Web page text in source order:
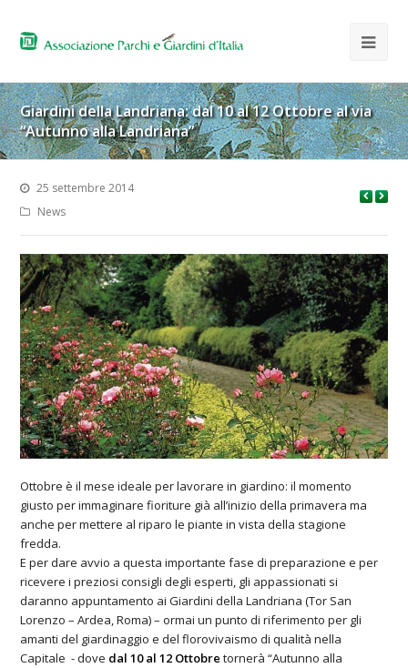
Giardini della Landriana: dal 10 al 12 Ottobre al via
“Autunno alla Landriana”
25 settembre 2014
News
Ottobre è il mese ideale per lavorare in giardino: il momento
giusto per immaginare fioriture già all’inizio della primavera ma
anche per mettere al riparo le piante in vista della stagione
fredda.
E per dare avvio a questa importante fase di preparazione e per
ricevere i preziosi consigli degli esperti, gli appassionati si
daranno appuntamento ai Giardini della Landriana (Tor San
Lorenzo – Ardea, Roma) – ormai un punto di riferimento per gli
amanti del giardinaggio e del florovivaismo di qualità nella
Capitale - dove dal 10 al 12 Ottobre tornerà “Autunno alla